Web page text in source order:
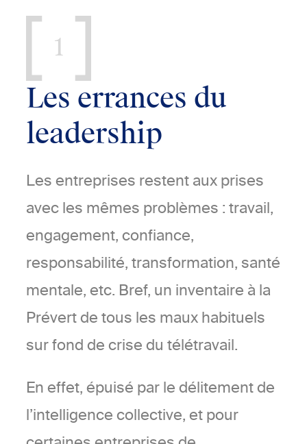
1
Les errances du
leadership
Les entreprises restent aux prises
avec les mêmes problèmes : travail,
engagement, confiance,
responsabilité, transformation, santé
mentale, etc. Bref, un inventaire à la
Prévert de tous les maux habituels
sur fond de crise du télétravail.
En effet, épuisé par le délitement de
l’intelligence collective, et pour